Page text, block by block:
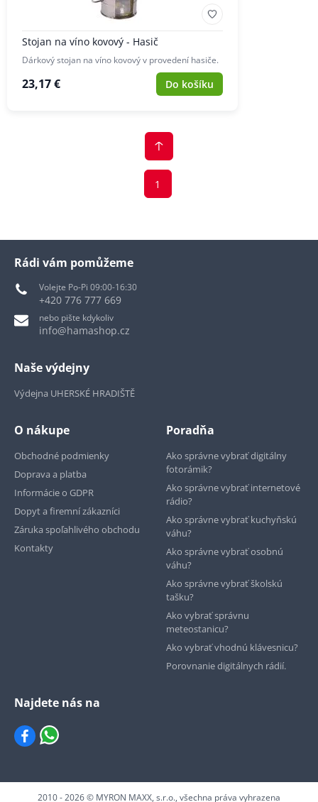
Stojan na víno kovový - Hasič
Dárkový stojan na víno kovový v provedení hasiče.
23,17 € Do košíku
1
Rádi vám pomůžeme
Volejte Po-Pi 09:00-16:30
+420 776 777 669
nebo pište kdykoliv
info@hamashop.cz
Naše výdejny
Výdejna UHERSKÉ HRADIŠTĚ
O nákupe
Obchodné podmienky
Doprava a platba
Informácie o GDPR
Dopyt a firemní zákazníci
Záruka spoľahlivého obchodu
Kontakty
Poradňa
Ako správne vybrať digitálny
fotorámik?
Ako správne vybrať internetové
rádio?
Ako správne vybrať kuchyňskú
váhu?
Ako správne vybrať osobnú
váhu?
Ako správne vybrať školskú
tašku?
Ako vybrať správnu
meteostanicu?
Ako vybrať vhodnú klávesnicu?
Porovnanie digitálnych rádií.
Najdete nás na
2010 - 2026 © MYRON MAXX, s.r.o., všechna práva vyhrazena